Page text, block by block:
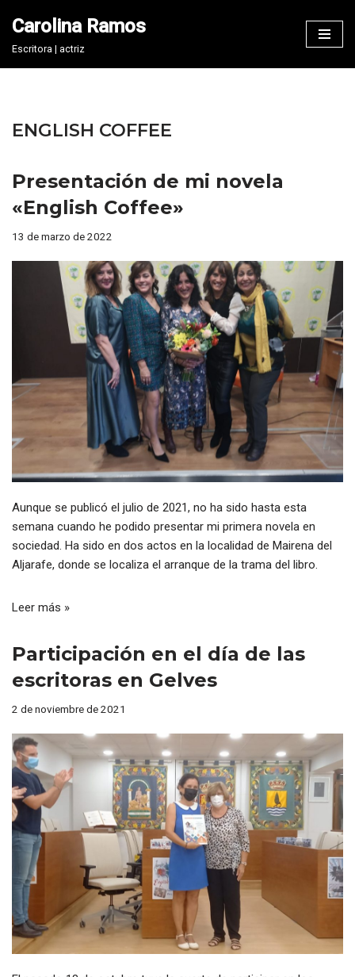
Saltar
Carolina Ramos
Escritora | actriz
ENGLISH COFFEE
Presentación de mi novela
«English Coffee»
13 de marzo de 2022
Aunque se publicó el julio de 2021, no ha sido hasta esta
semana cuando he podido presentar mi primera novela en
sociedad. Ha sido en dos actos en la localidad de Mairena del
Aljarafe, donde se localiza el arranque de la trama del libro.
Leer más »
Participación en el día de las
escritoras en Gelves
2 de noviembre de 2021